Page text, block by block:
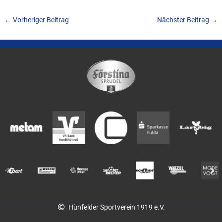
← Vorheriger Beitrag Nächster Beitrag →
Hünfelder Sportverein 1919 e.V.